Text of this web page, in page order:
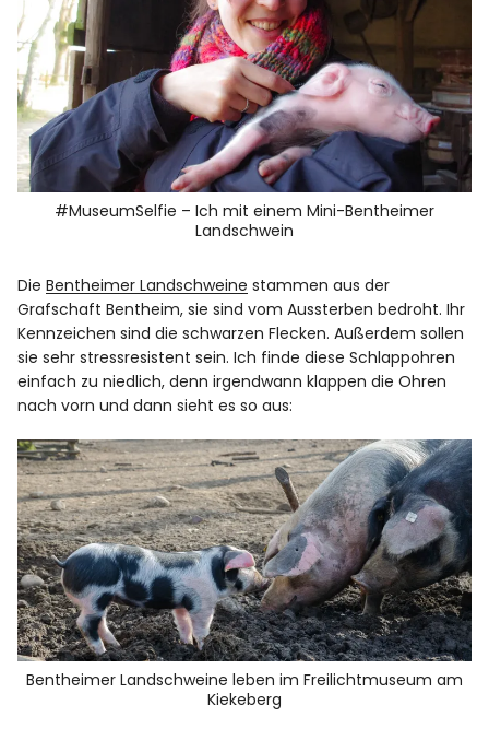
#MuseumSelfie – Ich mit einem Mini-Bentheimer
Landschwein
DieBentheimer Landschweine stammen aus der
Grafschaft Bentheim, sie sind vom Aussterben bedroht. Ihr
Kennzeichen sind die schwarzen Flecken. Außerdem sollen
sie sehr stressresistent sein. Ich finde diese Schlappohren
einfach zu niedlich, denn irgendwann klappen die Ohren
nach vorn und dann sieht es so aus:
Bentheimer Landschweine leben im Freilichtmuseum am
Kiekeberg